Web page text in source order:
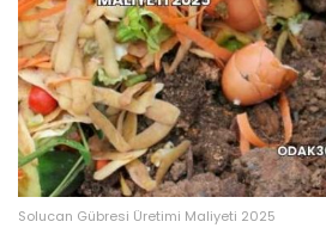
Solucan Gübresi Üretimi Maliyeti 2025